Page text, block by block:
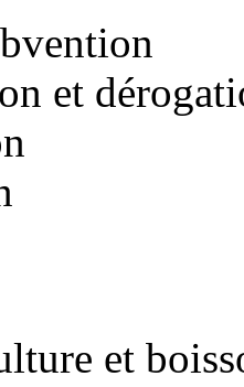
et
et